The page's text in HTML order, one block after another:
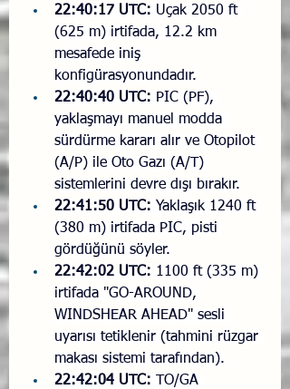
22:40:17 UTC: Uçak 2050 ft
(625 m) irtifada, 12.2 km
mesafede iniş
konfigürasyonundadır.
22:40:40 UTC: PIC (PF),
yaklaşmayı manuel modda
sürdürme kararı alır ve Otopilot
(A/P) ile Oto Gazı (A/T)
sistemlerini devre dışı bırakır.
22:41:50 UTC: Yaklaşık 1240 ft
(380 m) irtifada PIC, pisti
gördüğünü söyler.
22:42:02 UTC: 1100 ft (335 m)
irtifada "GO-AROUND,
WINDSHEAR AHEAD" sesli
uyarısı tetiklenir (tahmini rüzgar
makası sistemi tarafından).
22:42:04 UTC: TO/GA